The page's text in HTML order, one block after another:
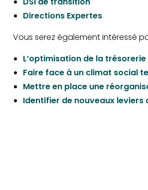
Directions Expertes
Vous serez également intéressé
L’optimisation de la trésorerie
Faire face à un climat social
Mettre en place une
Identifier de nouveaux leviers